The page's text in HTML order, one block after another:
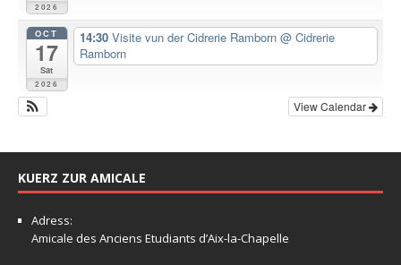
2026
OCT
17
Sat
2026
14:30 Visite vun der Cidrerie Ramborn @ Cidrerie
Ramborn
View Calendar
KUERZ ZUR AMICALE
Adress:
Amicale des Anciens Etudiants d’Aix-la-Chapelle